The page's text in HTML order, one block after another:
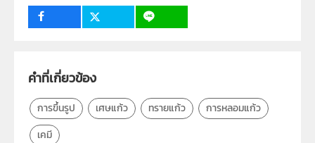
กลุ่มเป้าหมาย
ครู, นักเรียน, บุคคลทั่วไป
คำที่เกี่ยวข้อง
การขึ้นรูป เศษแก้ว ทรายแก้ว
การหลอมแก้ว
เคมี